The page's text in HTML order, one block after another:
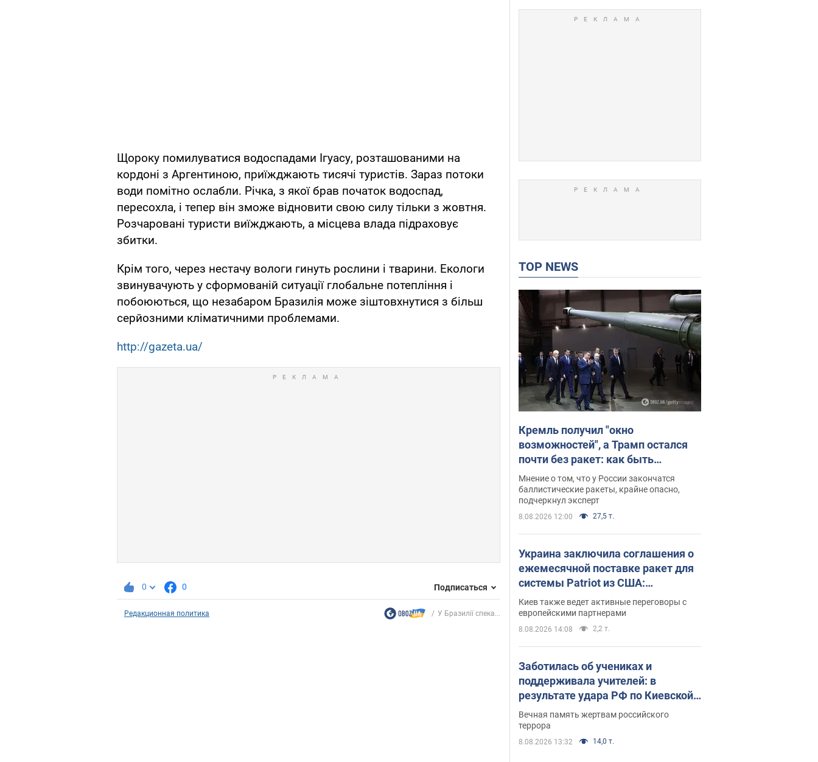
Щороку помилуватися водоспадами Ігуасу, розташованими на
кордоні з Аргентиною, приїжджають тисячі туристів. Зараз потоки
води помітно ослабли. Річка, з якої брав початок водоспад,
пересохла, і тепер він зможе відновити свою силу тільки з жовтня.
Розчаровані туристи виїжджають, а місцева влада підраховує
збитки.
Крім того, через нестачу вологи гинуть рослини і тварини. Екологи
звинувачують у сформованій ситуації глобальне потепління і
побоюються, що незабаром Бразилія може зіштовхнутися з більш
серйозними кліматичними проблемами.
http://gazeta.ua/
0 0 Подписаться
Редакционная политика У Бразилії спека...
TOP NEWS
Кремль получил "окно
возможностей", а Трамп остался
почти без ракет: как быть
Украине? Интервью с Мельником
Мнение о том, что у России закончатся
баллистические ракеты, крайне опасно,
подчеркнул эксперт
8.08.2026 12:00 27,5 т.
Украина заключила соглашения о
ежемесячной поставке ракет для
системы Patriot из США:
Зеленский раскрыл подробности
Киев также ведет активные переговоры с
европейскими партнерами
8.08.2026 14:08 2,2 т.
Заботилась об учениках и
поддерживала учителей: в
результате удара РФ по Киевской
области погибли директор
киевского лицея, её муж и внук
Вечная память жертвам российского
террора
8.08.2026 13:32 14,0 т.